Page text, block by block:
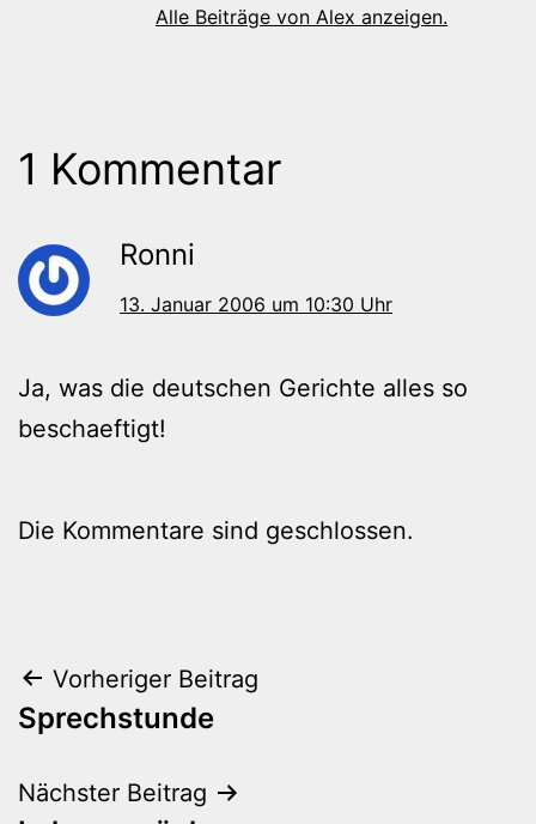
Alle Beiträge von Alex anzeigen.
1 Kommentar
Ronni
13. Januar 2006 um 10:30 Uhr
Ja, was die deutschen Gerichte alles so
beschaeftigt!
Die Kommentare sind geschlossen.
Beitragsnavigation
Vorheriger Beitrag
Sprechstunde
Nächster Beitrag